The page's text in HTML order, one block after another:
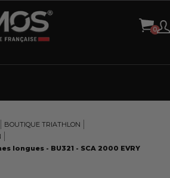
BOUTIQUE TRIATHLON
longues - BU321 - SCA 2000 EVRY
cookies